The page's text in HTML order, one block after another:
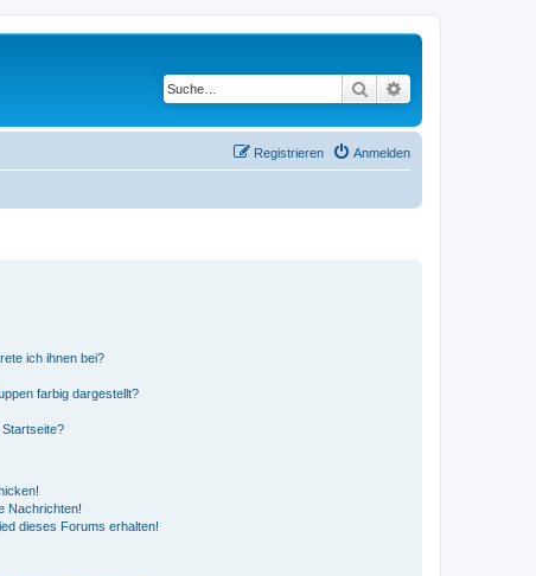
Suche
Anmelden
Registrieren
ich ihnen bei?
farbig dargestellt?
Startseite?
Nachrichten!
dieses Forums erhalten!